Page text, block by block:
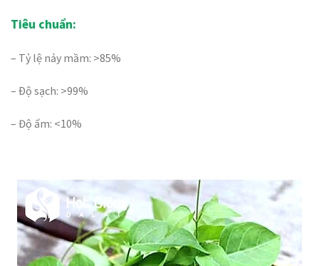
Tiêu chuẩn:
– Tỷ lệ nảy mầm: >85%
– Ðộ sạch: >99%
– Độ ẩm: <10%